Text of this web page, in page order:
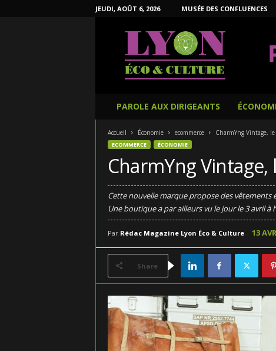
JEUDI, AOÛT 6, 2026 MUSÉE DES CONFLUENCES
PAROLE AUX DIRIGEANTS
Accueil Économie ecommerce CharmYng Vintage,
ECOMMERCE ÉCONOMIE
CharmYng
Cette nouvelle marque propose des vêtements
Une boutique a par ailleurs vu le jour le 3 avril à
Par Rédac Magazine Lyon Éco & Culture- 13
Share